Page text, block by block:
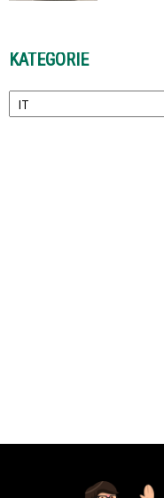
KATEGORIE
Kategorie